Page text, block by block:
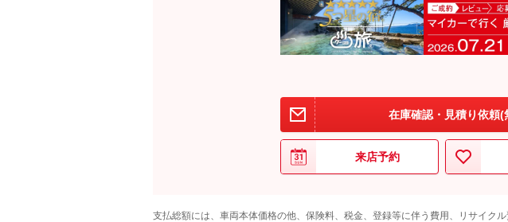
在庫確認・見積り依頼(
来店予約
支払総額には、車両本体価格の他、保険料、税金、登録等に伴う費用、リサイク